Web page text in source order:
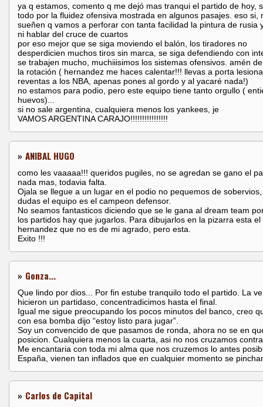
ya q estamos, comento q me dejó mas tranqui el partido de hoy,
todo por la fluidez ofensiva mostrada en algunos pasajes. eso si,
sueñen q vamos a perforar con tanta facilidad la pintura de rusia
ni hablar del cruce de cuartos
por eso mejor que se siga moviendo el balón, los tiradores no
desperdicien muchos tiros sin marca, se siga defendiendo con
se trabajen mucho, muchiiisimos los sistemas ofensivos. amén
la rotación ( hernandez me haces calentar!!! llevas a porta
reventas a los NBA, apenas pones al gordo y al yacaré nada!)
no estamos para podio, pero este equipo tiene tanto orgullo (
huevos)...
si no sale argentina, cualquiera menos los yankees, je
VAMOS ARGENTINA CARAJO!!!!!!!!!!!!!!!!
» ANIBAL HUGO
como les vaaaaa!!! queridos pugiles, no se agredan se gano el
nada mas, todavia falta.
Ojala se llegue a un lugar en el podio no pequemos de
dudas el equipo es el campeon defensor.
No seamos fantasticos diciendo que se le gana al dream team
los partidos hay que jugarlos. Para dibujarlos en la pizarra esta el
hernandez que no es de mi agrado, pero esta.
Exito !!!
» Gonza...
Que lindo por dios... Por fin estube tranquilo todo el partido. La
hicieron un partidaso, concentradicimos hasta el final.
Igual me sigue preocupando los pocos minutos del banco, creo
con esa bomba dijo “estoy listo para jugar”.
Soy un convencido de que pasamos de ronda, ahora no se en
posicion. Cualquiera menos la cuarta, asi no nos cruzamos
Me encantaria con toda mi alma que nos cruzemos lo antes
España, vienen tan inflados que en cualquier momento se
» Carlos de Capital